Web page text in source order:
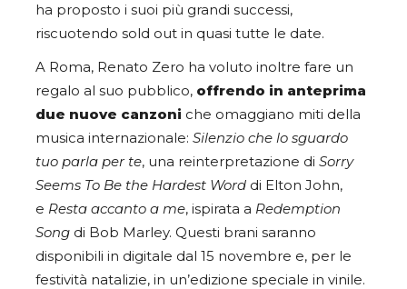
ha proposto i suoi più grandi successi,
riscuotendo sold out in quasi tutte le date.
A Roma, Renato Zero ha voluto inoltre fare un
regalo al suo pubblico, offrendo in anteprima
due nuove canzoni che omaggiano miti della
musica internazionale: Silenzio che lo sguardo
tuo parla per te, una reinterpretazione di Sorry
Seems To Be the Hardest Word di Elton John,
e Resta accanto a me, ispirata a Redemption
Song di Bob Marley. Questi brani saranno
disponibili in digitale dal 15 novembre e, per le
festività natalizie, in un’edizione speciale in vinile.